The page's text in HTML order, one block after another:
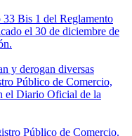
Bis 1 del Reglamento
el 30 de diciembre de
y derogan diversas
Público de Comercio,
el Diario Oficial de la
Público de Comercio.